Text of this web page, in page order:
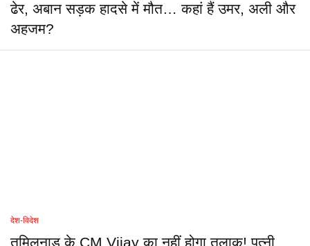
ढेर, अबान सड़क हादसे में मौत… कहां हैं उमर, अली और
अहजम?
देश-विदेश
तमिलनाडु के CM Vijay का नहीं होगा तलाक! पत्नी